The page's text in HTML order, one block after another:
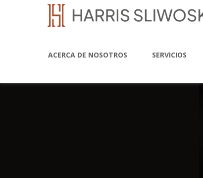
ACERCA DE NOSOTROS SERVICIOS